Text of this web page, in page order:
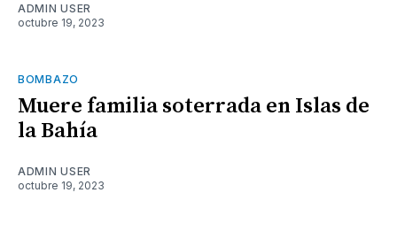
ADMIN USER
octubre 19, 2023
BOMBAZO
Muere familia soterrada en Islas de
la Bahía
ADMIN USER
octubre 19, 2023